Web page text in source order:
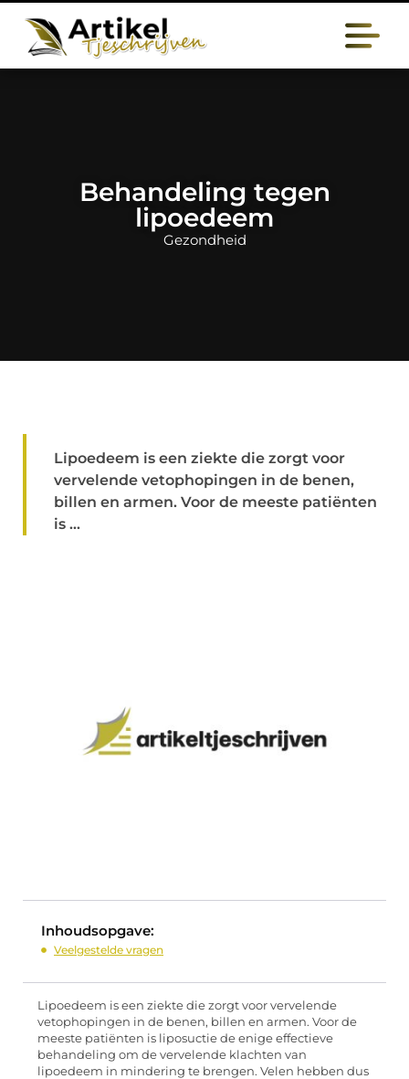
Behandeling tegen
lipoedeem
Gezondheid
Lipoedeem is een ziekte die zorgt voor
vervelende vetophopingen in de benen,
billen en armen. Voor de meeste patiënten
is ...
Inhoudsopgave:
Veelgestelde vragen
Lipoedeem is een ziekte die zorgt voor vervelende
vetophopingen in de benen, billen en armen. Voor de
meeste patiënten is liposuctie de enige effectieve
behandeling om de vervelende klachten van
lipoedeem in mindering te brengen. Velen hebben dus